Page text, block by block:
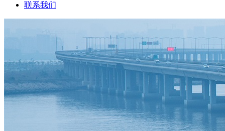
联系我们